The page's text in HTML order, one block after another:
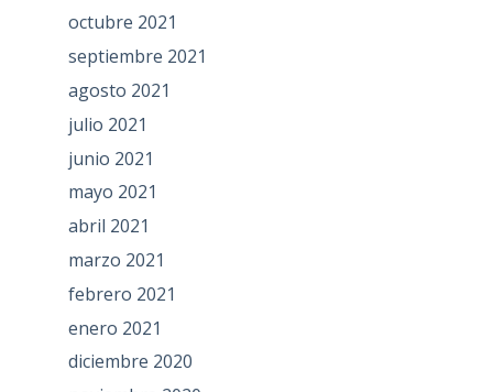
octubre 2021
septiembre 2021
agosto 2021
julio 2021
junio 2021
mayo 2021
abril 2021
marzo 2021
febrero 2021
enero 2021
diciembre 2020